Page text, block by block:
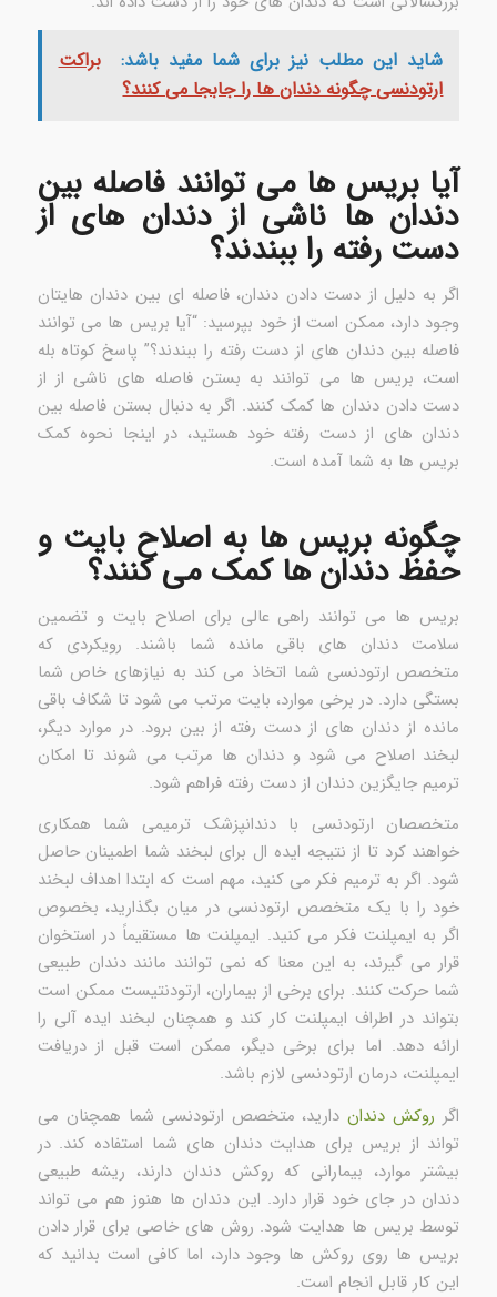
شاید این مطلب نیز برای شما مفید باشد:
براکت
ارتودنسی چگونه دندان ها را جابجا می کنند؟
آیا بریس ها می توانند فاصله بین
دندان ها ناشی از دندان های از
دست رفته را ببندند؟
اگر به دلیل از دست دادن دندان، فاصله ای بین دندان هایتان
وجود دارد، ممکن است از خود بپرسید: “آیا بریس ها می توانند
فاصله بین دندان های از دست رفته را ببندند؟” پاسخ کوتاه بله
است، بریس ها می توانند به بستن فاصله های ناشی از از
دست دادن دندان ها کمک کنند. اگر به دنبال بستن فاصله بین
دندان های از دست رفته خود هستید، در اینجا نحوه کمک
بریس ها به شما آمده است.
چگونه بریس ها به اصلاح بایت و
حفظ دندان ها کمک می کنند؟
بریس ها می توانند راهی عالی برای اصلاح بایت و تضمین
سلامت دندان های باقی مانده شما باشند. رویکردی که
متخصص ارتودنسی شما اتخاذ می کند به نیازهای خاص شما
بستگی دارد. در برخی موارد، بایت مرتب می شود تا شکاف باقی
مانده از دندان های از دست رفته از بین برود. در موارد دیگر،
لبخند اصلاح می شود و دندان ها مرتب می شوند تا امکان
ترمیم جایگزین دندان از دست رفته فراهم شود.
متخصصان ارتودنسی با دندانپزشک ترمیمی شما همکاری
خواهند کرد تا از نتیجه ایده ال برای لبخند شما اطمینان حاصل
شود. اگر به ترمیم فکر می کنید، مهم است که ابتدا اهداف لبخند
خود را با یک متخصص ارتودنسی در میان بگذارید، بخصوص
اگر به ایمپلنت فکر می کنید. ایمپلنت ها مستقیماً در استخوان
قرار می گیرند، به این معنا که نمی توانند مانند دندان طبیعی
شما حرکت کنند. برای برخی از بیماران، ارتودنتیست ممکن است
بتواند در اطراف ایمپلنت کار کند و همچنان لبخند ایده آلی را
ارائه دهد. اما برای برخی دیگر، ممکن است قبل از دریافت
ایمپلنت، درمان ارتودنسی لازم باشد.
اگر روکش دنداندارید، متخصص ارتودنسی شما همچنان می
تواند از بریس برای هدایت دندان های شما استفاده کند. در
بیشتر موارد، بیمارانی که روکش دندان دارند، ریشه طبیعی
دندان در جای خود قرار دارد. این دندان ها هنوز هم می تواند
توسط بریس ها هدایت شود. روش های خاصی برای قرار دادن
بریس ها روی روکش ها وجود دارد، اما کافی است بدانید که
این کار قابل انجام است.